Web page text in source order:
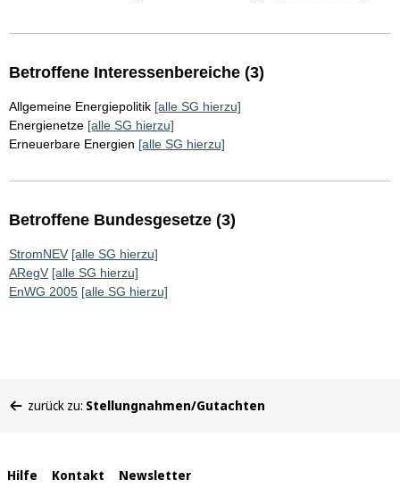
Betroffene Interessenbereiche (3)
Allgemeine Energiepolitik [alle SG hierzu]
Energienetze [alle SG hierzu]
Erneuerbare Energien [alle SG hierzu]
Betroffene Bundesgesetze (3)
StromNEV [alle SG hierzu]
ARegV [alle SG hierzu]
EnWG 2005 [alle SG hierzu]
befinden
zurück zu: Stellungnahmen/Gutachten
Interne
Hilfe Kontakt Newsletter